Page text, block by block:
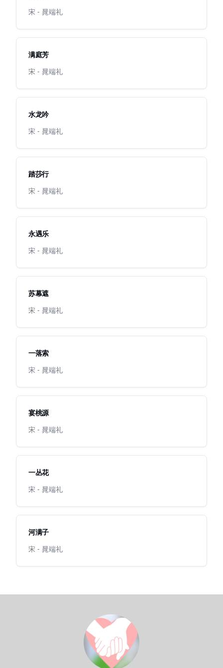
宋 - 晁端礼
满庭芳
宋 - 晁端礼
水龙吟
宋 - 晁端礼
踏莎行
宋 - 晁端礼
永遇乐
宋 - 晁端礼
苏幕遮
宋 - 晁端礼
一落索
宋 - 晁端礼
宴桃源
宋 - 晁端礼
一丛花
宋 - 晁端礼
河满子
宋 - 晁端礼